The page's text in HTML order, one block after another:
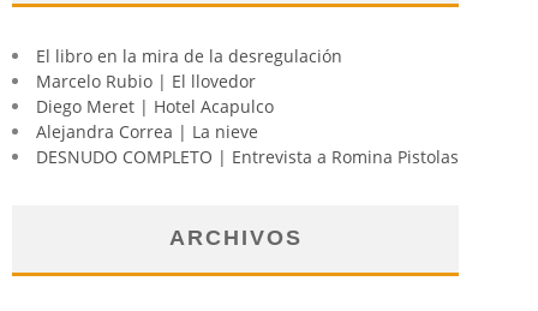
El libro en la mira de la desregulación
Marcelo Rubio | El llovedor
Diego Meret | Hotel Acapulco
Alejandra Correa | La nieve
DESNUDO COMPLETO | Entrevista a Romina Pistolas
ARCHIVOS